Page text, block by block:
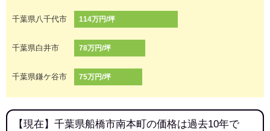
千葉県八千代市 114万円/坪
千葉県白井市 78万円/坪
千葉県鎌ケ谷市 75万円/坪
【現在】千葉県船橋市南本町の価格は過去10年で